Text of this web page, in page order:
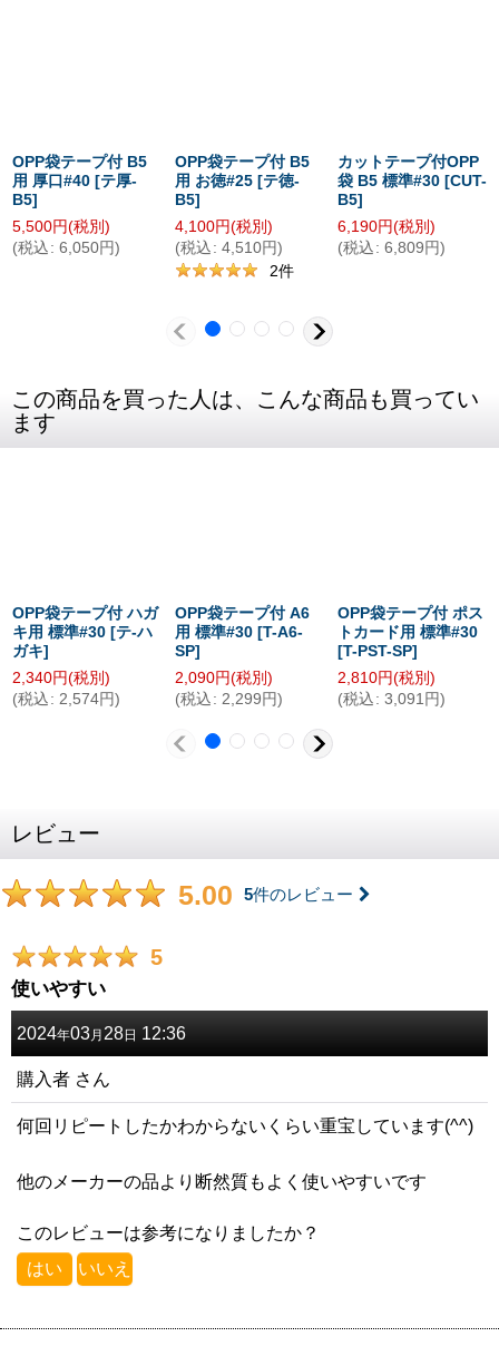
OPP袋テープ付 B5
用 厚口#40 [テ厚-
B5]
5,500円(税別)
(税込 : 6,050円)
OPP袋テープ付 B5
用 お徳#25 [テ徳-
B5]
4,100円(税別)
(税込 : 4,510円)
2件
カットテープ付OPP
袋 B5 標準#30 [CUT-
B5]
6,190円(税別)
(税込 : 6,809 円)
この商品を買った人は、こんな商品も買ってい
ます
OPP袋テープ付 ハガ
キ用 標準#30 [テ-ハ
ガキ]
2,340円(税別)
(税込 : 2,574円)
OPP袋テープ付 A6
用 標準#30 [T-A6-
SP]
2,090円(税別)
(税込 : 2,299 円)
OPP袋テープ付 ポス
トカード用 標準#30
[T-PST-SP]
2,810円(税別)
(税込 : 3,091 円)
レビュー
5.00 5件のレビュー
5
使いやすい
2024年03月 28日 12:36
購入者 さん
何回リピートしたかわからないくらい重宝しています(^^)
他のメーカーの品より断然質もよく使いやすいです
このレビューは参考になりましたか？
はい いいえ